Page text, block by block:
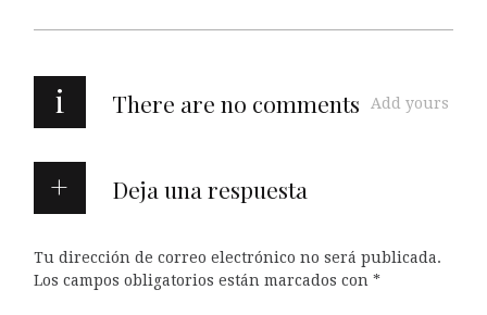
i There are no comments Add yours
Deja una respuesta
Tu dirección de correo electrónico no será publicada.
Los campos obligatorios están marcados con *